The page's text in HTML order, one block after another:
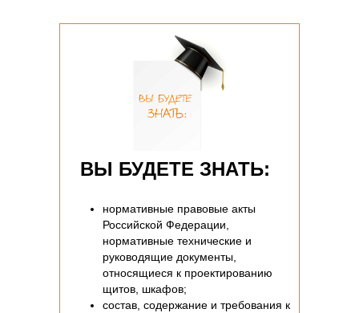
ВЫ БУДЕТЕ ЗНАТЬ:
нормативные правовые акты
Российской Федерации,
нормативные технические и
руководящие документы,
относящиеся к проектированию
щитов, шкафов;
состав, содержание и требования к